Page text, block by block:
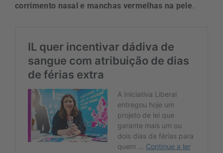
corrimento nasal e manchas vermelhas na pele.